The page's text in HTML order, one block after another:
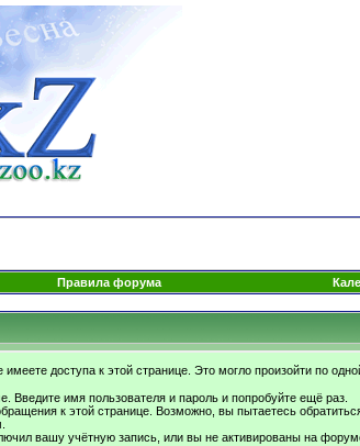
Правила форума
доступа к этой странице. Это могло произойти по
Введите имя пользователя и пароль и попробуйте ещё раз.
к этой странице. Возможно, вы пытаетесь
вашу учётную запись, или вы не активированы на